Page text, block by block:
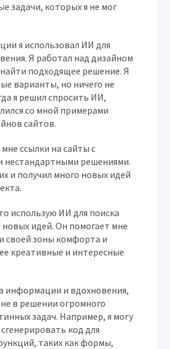
задачи, которых я не мог
я использовал ИИ для
Я работал над дизайном
подходящее решение. Я
варианты, но ничего не
я решил спросить ИИ,
со мной примерами
сайтов.
ссылки на сайты с
нестандартными решениями.
и получил много новых идей
использую ИИ для поиска
новых идей. Он помогает мне
своей зоны комфорта и
креативные и интересные
информации и вдохновения,
в решении огромного
задач. Например, я могу
код для
таких как формы,